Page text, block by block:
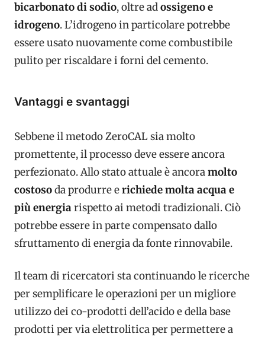
bicarbonato di sodio, oltre adossigeno e
idrogeno. L’idrogeno in particolare potrebbe
essere usato nuovamente come combustibile
pulito per riscaldare i forni del cemento.
Vantaggi e svantaggi
Sebbene il metodo ZeroCAL sia molto
promettente, il processo deve essere ancora
perfezionato. Allo stato attuale è ancoramolto
costosoda produrre erichiede molta acqua e
più energiarispetto ai metodi tradizionali. Ciò
potrebbe essere in parte compensato dallo
sfruttamento di energia da fonte rinnovabile.
Il team di ricercatori sta continuando le ricerche
per semplificare le operazioni per un migliore
utilizzo dei co-prodotti dell’acido e della base
prodotti per via elettrolitica per permettere a